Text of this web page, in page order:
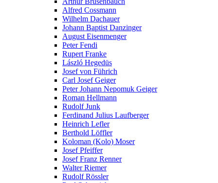
Alfred Cossmann
Wilhelm Dachauer
Johann Baptist Danzinger
August Eisenmenger
Peter Fendi
Rupert Franke
László Hegedüs
Josef von Führich
Carl Josef Geiger
Peter Johann Nepomuk Geiger
Roman Hellmann
Rudolf Junk
Ferdinand Julius Laufberger
Heinrich Lefler
Berthold Löffler
Koloman (Kolo) Moser
Josef Pfeiffer
Josef Franz Renner
Walter Riemer
Rudolf Rössler